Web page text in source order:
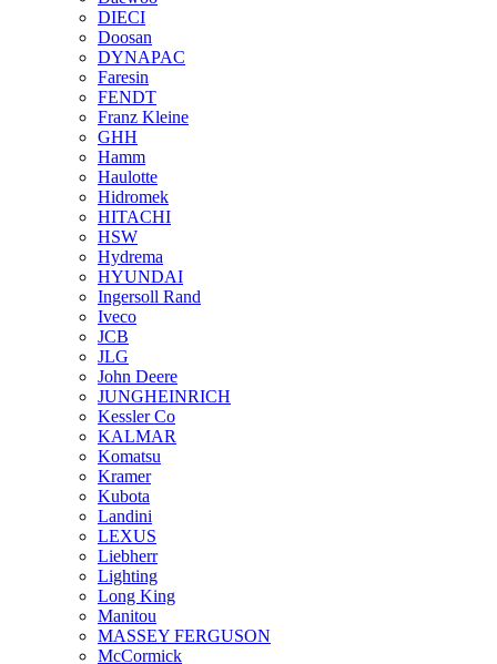
DIECI
Doosan
DYNAPAC
Faresin
FENDT
Franz Kleine
GHH
Hamm
Haulotte
Hidromek
HITACHI
HSW
Hydrema
HYUNDAI
Ingersoll Rand
Iveco
JCB
JLG
John Deere
JUNGHEINRICH
Kessler Co
KALMAR
Komatsu
Kramer
Kubota
Landini
LEXUS
Liebherr
Lighting
Long King
Manitou
MASSEY FERGUSON
McCormick